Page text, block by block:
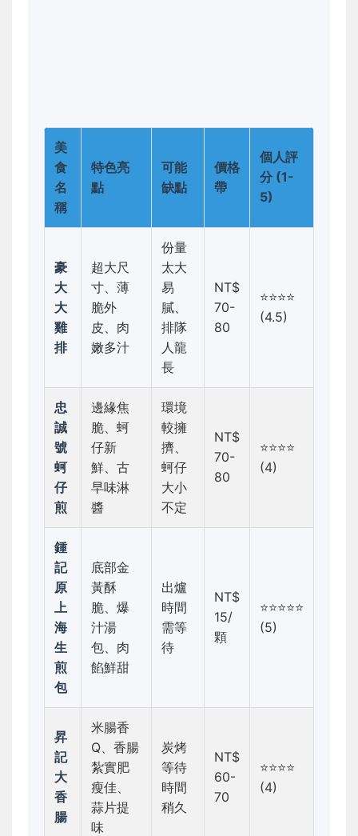
美
食
名
稱
特色亮
點
可能
缺點
價格
帶
個人評
分 (1-
5)
豪
大
大
雞
排
超大尺
寸、薄
脆外
皮、肉
嫩多汁
份量
太大
易
膩、
排隊
人龍
長
NT$
70-
80
⭐⭐⭐⭐
(4.5)
忠
誠
號
蚵
仔
煎
邊緣焦
脆、蚵
仔新
鮮、古
早味淋
醬
環境
較擁
擠、
蚵仔
大小
不定
NT$
70-
80
⭐⭐⭐⭐
(4)
鍾
記
原
上
海
生
煎
包
底部金
黃酥
脆、爆
汁湯
包、肉
餡鮮甜
出爐
時間
需等
待
NT$
15/
顆
⭐⭐⭐⭐⭐
(5)
昇
記
大
香
腸
米腸香
Q、香腸
紮實肥
瘦佳、
蒜片提
味
炭烤
等待
時間
稍久
NT$
60-
70
⭐⭐⭐⭐
(4)